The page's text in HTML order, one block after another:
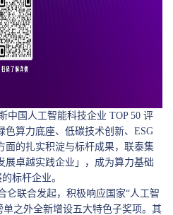
中国人工智能科技企业 TOP 50 评
算力底座、低碳技术创新、ESG
面的扎实积淀与标杆成果，联泰集
展卓越实践企业」，成为算力基础
标杆企业。
仑联合发起，积极响应国家“人工智
单之外全新增设五大特色子奖项。其